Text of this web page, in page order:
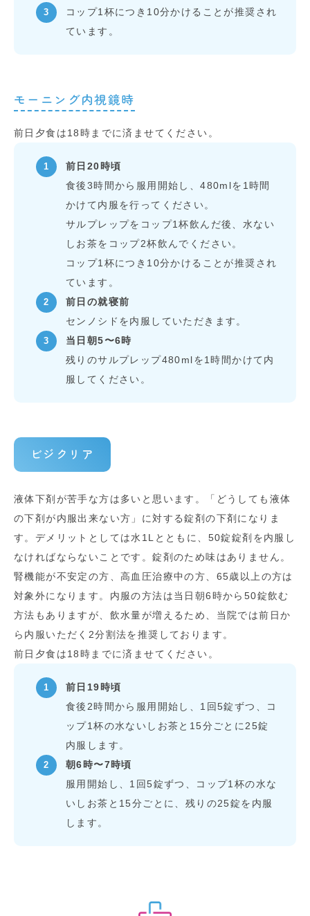
コップ1杯につき10分かけることが推奨され
ています。
モーニング内視鏡時
前日夕食は18時までに済ませてください。
前日20時頃
食後3時間から服用開始し、480mlを1時間
かけて内服を行ってください。
サルプレップをコップ1杯飲んだ後、水ない
しお茶をコップ2杯飲んでください。
コップ1杯につき10分かけることが推奨され
ています。
前日の就寝前
センノシドを内服していただきます。
当日朝5〜6時
残りのサルプレップ480mlを1時間かけて内
服してください。
ビジクリア
液体下剤が苦手な方は多いと思います。「どうしても液体
の下剤が内服出来ない方」に対する錠剤の下剤になりま
す。デメリットとしては水1Lとともに、50錠錠剤を内服し
なければならないことです。錠剤のため味はありません。
腎機能が不安定の方、高血圧治療中の方、65歳以上の方は
対象外になります。内服の方法は当日朝6時から50錠飲む
方法もありますが、飲水量が増えるため、当院では前日か
ら内服いただく2分割法を推奨しております。
前日夕食は18時までに済ませてください。
前日19時頃
食後2時間から服用開始し、1回5錠ずつ、コ
ップ1杯の水ないしお茶と15分ごとに25錠
内服します。
朝6時〜7時頃
服用開始し、1回5錠ずつ、コップ1杯の水な
いしお茶と15分ごとに、残りの25錠を内服
します。